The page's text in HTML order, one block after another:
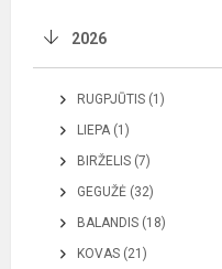
2026
RUGPJŪTIS (1)
LIEPA (1)
BIRŽELIS (7)
GEGUŽĖ (32)
BALANDIS (18)
KOVAS (21)